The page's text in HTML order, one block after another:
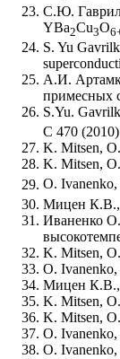
С.Ю.
YBa2Cu3O
S. Yu
А.И.
примесных
S.Yu.
C 470
K. Mitsen,
K. Mitsen,
O.
Мицен К.В.,
Иваненко
K. Mitsen,
O.
Мицен К.В.,
K. Mitsen,
K. Mitsen,
O.
O.